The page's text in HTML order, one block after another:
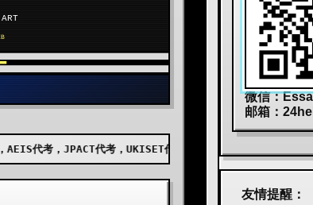
代考，UKISET代考，AEAS代考，BEC代考，JTEST代
微信：
邮箱：
友情提醒：